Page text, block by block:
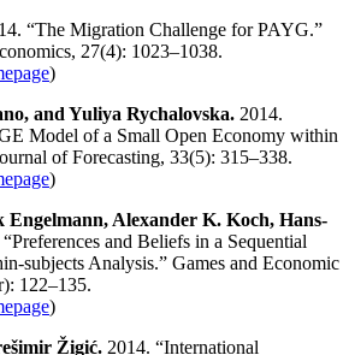
“The Migration Challenge for PAYG.”
27(4): 1023–1038.
)
and Yuliya Rychalovska. 2014.
Model of a Small Open Economy within
of Forecasting, 33(5): 315–338.
)
Engelmann, Alexander K. Koch, Hans-
and Beliefs in a Sequential
subjects Analysis.” Games and Economic
122–135.
)
Žigić. 2014. “International